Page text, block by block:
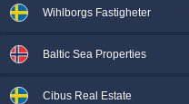
Wihlborgs Fastigheter
Baltic Sea Properties
Cibus Real Estate